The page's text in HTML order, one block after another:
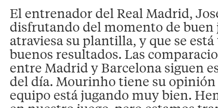
El entrenador del Real Madrid,
disfrutando del momento de buen
atraviesa su plantilla, y que se
buenos resultados. Las
entre Madrid y Barcelona siguen
del día. Mourinho tiene su opinión
equipo está jugando muy bien.